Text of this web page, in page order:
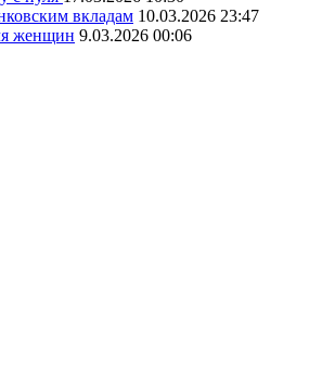
вкладам 10.03.2026 23:47
женщин 9.03.2026 00:06